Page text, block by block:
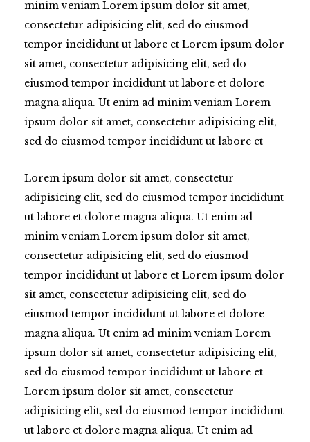
minim veniam Lorem ipsum dolor sit amet,
consectetur adipisicing elit, sed do eiusmod
tempor incididunt ut labore et Lorem ipsum dolor
sit amet, consectetur adipisicing elit, sed do
eiusmod tempor incididunt ut labore et dolore
magna aliqua. Ut enim ad minim veniam Lorem
ipsum dolor sit amet, consectetur adipisicing elit,
sed do eiusmod tempor incididunt ut labore et
Lorem ipsum dolor sit amet, consectetur
adipisicing elit, sed do eiusmod tempor incididunt
ut labore et dolore magna aliqua. Ut enim ad
minim veniam Lorem ipsum dolor sit amet,
consectetur adipisicing elit, sed do eiusmod
tempor incididunt ut labore et Lorem ipsum dolor
sit amet, consectetur adipisicing elit, sed do
eiusmod tempor incididunt ut labore et dolore
magna aliqua. Ut enim ad minim veniam Lorem
ipsum dolor sit amet, consectetur adipisicing elit,
sed do eiusmod tempor incididunt ut labore et
Lorem ipsum dolor sit amet, consectetur
adipisicing elit, sed do eiusmod tempor incididunt
ut labore et dolore magna aliqua. Ut enim ad